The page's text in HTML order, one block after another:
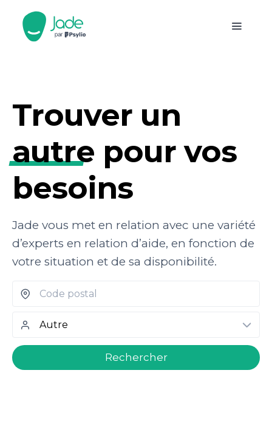
Trouver un
autre pour vos
besoins
Jade vous met en relation avec une variété
d’experts en relation d’aide, en fonction de
votre situation et de sa disponibilité.
welcome.search.find.subtitle
Rechercher